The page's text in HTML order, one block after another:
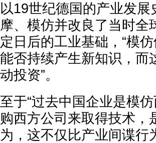
以19世纪德国的产业发
摩、模仿并改良了当时
定日后的工业基础，“模
能否持续产生新知识，而
动投资”。
至于“过去中国企业是模
购西方公司来取得技术，
为，这不仅比产业间谍行